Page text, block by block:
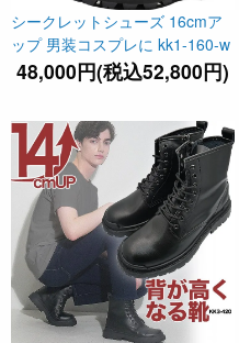
シークレットシューズ 16cmア
ップ 男装コスプレに kk1-160-w
48,000円(税込52,800円)